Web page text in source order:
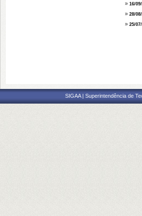
» 16/
» 28/
» 25/
SIGAA | Superintendência de